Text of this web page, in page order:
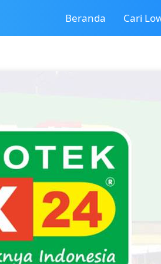
Beranda Cari